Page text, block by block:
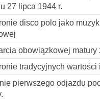
27 lipca 1944 r.
disco polo jako
obowiązkowej matury
tradycyjnych wartości
pierwszego odjazdu